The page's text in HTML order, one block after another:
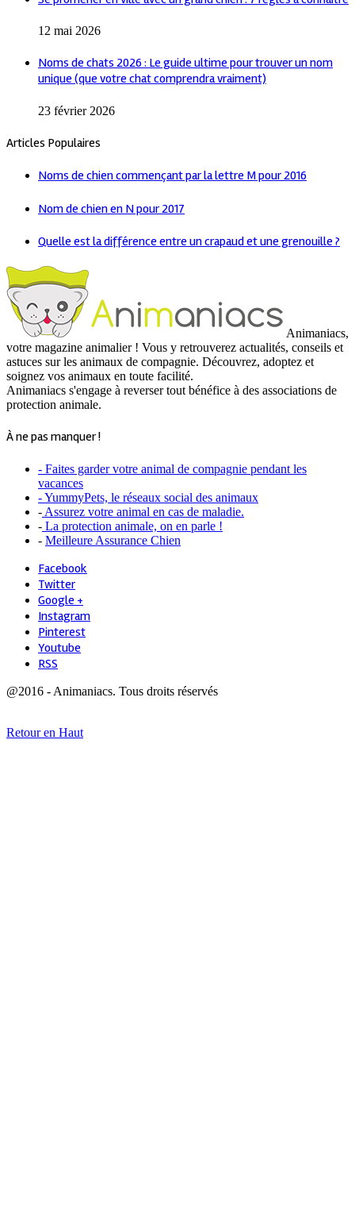
12 mai 2026
Noms de chats 2026 : Le guide ultime pour trouver un nom
unique (que votre chat comprendra vraiment)
23 février 2026
Articles Populaires
Noms de chien commençant par la lettre M pour 2016
Nom de chien en N pour 2017
Quelle est la différence entre un crapaud et une grenouille ?
Animaniacs,
votre magazine animalier ! Vous y retrouverez actualités, conseils et
astuces sur les animaux de compagnie. Découvrez, adoptez et
soignez vos animaux en toute facilité.
Animaniacs s'engage à reverser tout bénéfice à des associations de
protection animale.
À ne pas manquer !
- Faites garder votre animal de compagnie pendant les
vacances
- YummyPets, le réseaux social des animaux
- Assurez votre animal en cas de maladie.
- La protection animale, on en parle !
- Meilleure Assurance Chien
Facebook
Twitter
Google +
Instagram
Pinterest
Youtube
RSS
@2016 - Animaniacs. Tous droits réservés
Retour en Haut